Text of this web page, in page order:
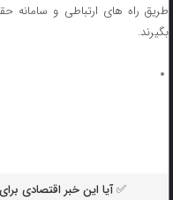
طریق راه های ارتباطی و سامانه‌
بگیرند.
✅ آیا این خبر اقتصادی